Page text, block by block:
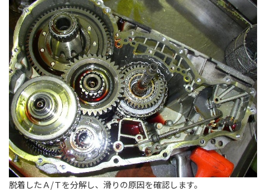
脱着したＡ/Ｔを分解し、滑りの原因を確認します。